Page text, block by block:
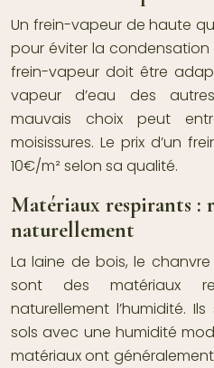
Un frein-vapeur de haute
pour éviter la condensation
frein-vapeur doit être
vapeur d’eau des
mauvais choix peut
moisissures. Le prix d’un
10€/m² selon sa qualité.
Matériaux respirants :
naturellement
La laine de bois, le
sont des matériaux
naturellement l’humidité.
sols avec une humidité
matériaux ont